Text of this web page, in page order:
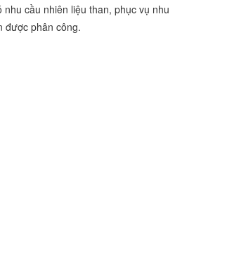
cầu nhiên liệu than, phục vụ nhu
được phân công.